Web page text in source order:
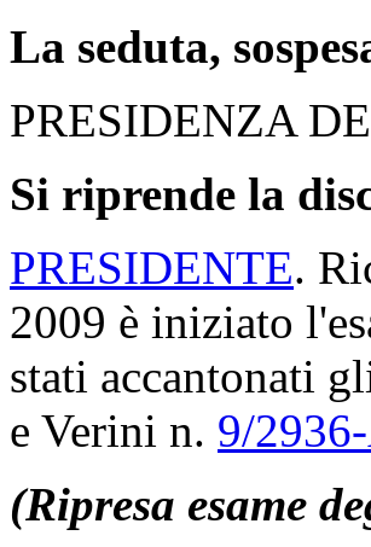
La seduta,
PRESIDENZA
Si riprende la
PRESIDENTE.
2009 è iniziato
stati accantonati
e Verini n. 9/
(Ripresa esame